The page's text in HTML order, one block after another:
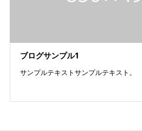
ブログサンプル1
サンプルテキストサンプルテキスト。